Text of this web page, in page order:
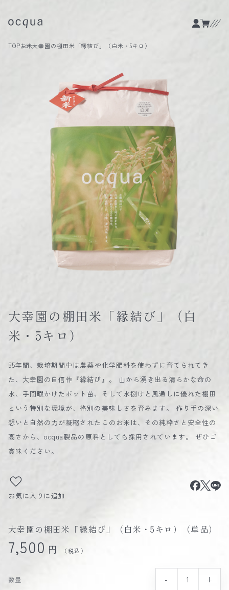
TOPお米大幸園の棚田米「縁結び」（白米・5キロ）
大幸園の棚田米「縁結び」（白
米・5キロ）
55年間、栽培期間中は農薬や化学肥料を使わずに育てられてき
た、大幸園の自信作『縁結び』。 山から湧き出る清らかな命の
水、手間暇かけたポット苗、そして水捌けと風通しに優れた棚田
という特別な環境が、格別の美味しさを育みます。 作り手の深い
想いと自然の力が凝縮されたこのお米は、その純粋さと安全性の
高さから、ocqua製品の原料としても採用されています。 ぜひご
賞味ください。
お気に入りに追加
大幸園の棚田米「縁結び」（白米・5キロ）（単品）
7,500 円 （税込）
数量 - +